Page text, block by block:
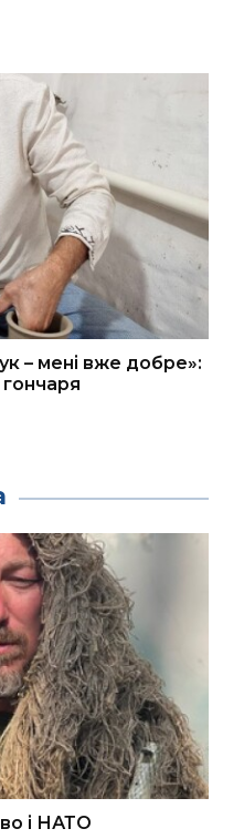
– мені вже добре»:
гончаря
і НАТО